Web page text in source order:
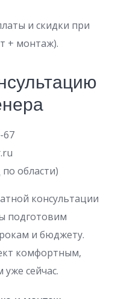
и скидки при
+ монтаж).
67
области)
консультации
подготовим
и бюджету.
комфортным,
сейчас.